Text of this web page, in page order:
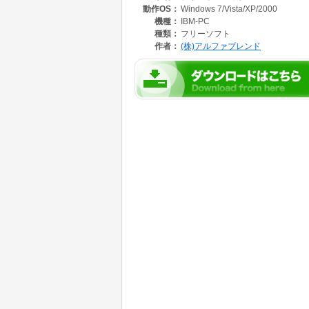
（3）カテゴリ分類可
（4）敬称設定
（5）連名入力
（6）郵便番号からの住所入力
宛名印刷
（1）アンチエイリアス、文字フォント選択可
（2）郵便番号、住所、差出人ごとに位置及び
（3）宛名縦書き、横書き切り替え（リアルタ
動作OS： Windows 7/Vista/XP/2000
機種：
IBM-PC
種類： フリーソフト
作者： (株)アルファブレンド